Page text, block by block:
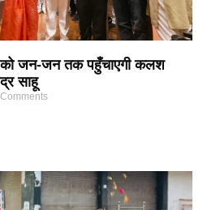
जन-जन तक पहुँचाएगी कलश
साहू